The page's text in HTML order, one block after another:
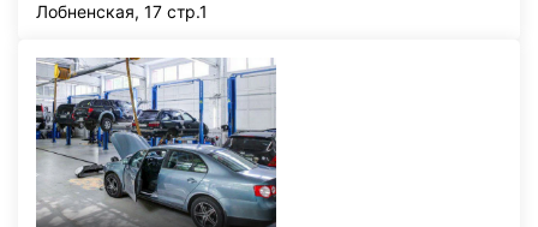
Лобненская, 17 стр.1